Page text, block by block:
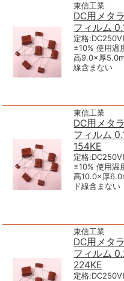
東信工業
DC用メタ
フィルム
定格
±10% 使用
高9.0×厚
線含まない
東信工業
DC用メタ
フィルム
154KE
定格
±10% 使用
高10.0×厚
ド線含まない
東信工業
DC用メタ
フィルム
224KE
定格